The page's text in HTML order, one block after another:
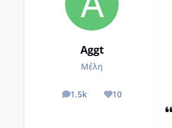
Aggt
Μέλη
1.5k
posts 10
Reputation